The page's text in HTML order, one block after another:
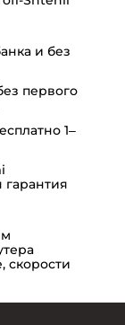
и без
первого
1–
гарантия
скорости